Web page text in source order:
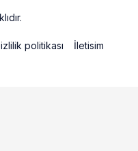
politikası İletisim